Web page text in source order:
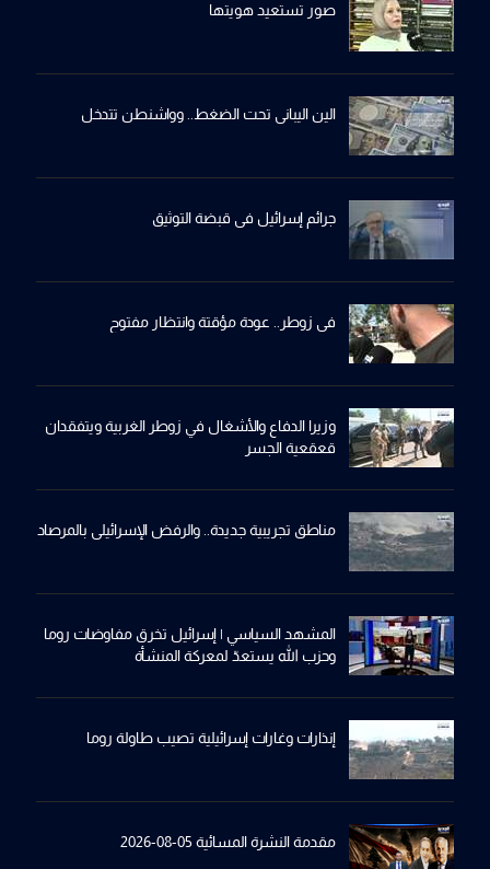
صور تستعيد هويتها
الين اليباني تحت الضغط.. وواشنطن تتدخل
جرائم إسرائيل في قبضة التوثيق
في زوطر.. عودة مؤقتة وانتظار مفتوح
وزيرا الدفاع والأشغال في زوطر الغربية ويتفقدان
قعقعية الجسر
مناطق تجريبية جديدة.. والرفض الإسرائيلي بالمرصاد
المشهد السياسي | إسرائيل تخرق مفاوضات روما
وحزب الله يستعدّ لمعركة المنشأة
إنذارات وغارات إسرائيلية تصيب طاولة روما
مقدمة النشرة المسائية 05-08-2026